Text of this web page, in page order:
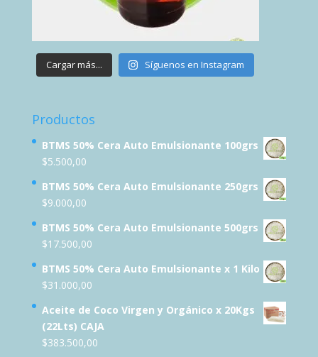
Cargar más... Síguenos en Instagram
Productos
BTMS 50% Cera Auto Emulsionante 100grs
$5.500,00
BTMS 50% Cera Auto Emulsionante 250grs
$9.000,00
BTMS 50% Cera Auto Emulsionante 500grs
$17.500,00
BTMS 50% Cera Auto Emulsionante x 1 Kilo
$31.000,00
Aceite de Coco Virgen y Orgánico x 20Kgs
(22Lts) CAJA
$383.500,00